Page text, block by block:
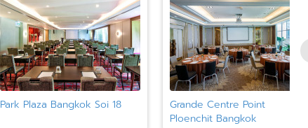
Park Plaza Bangkok Soi 18
Grande Centre Point
Ploenchit Bangkok